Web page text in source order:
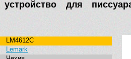
для
LM4612C
Lemark